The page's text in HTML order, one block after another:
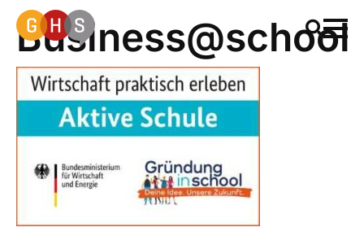
Business@school